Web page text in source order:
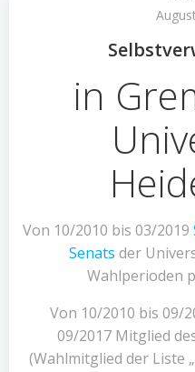
in
Von 10/2010 bis 03/2019
Senats der
Wahlperioden
Von 10/2010 bis 09/
09/2017 Mitglied
(Wahlmitglied der Liste